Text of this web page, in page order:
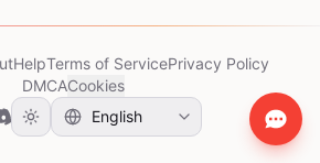
HelpTerms of ServicePrivacy Policy
DMCACookies